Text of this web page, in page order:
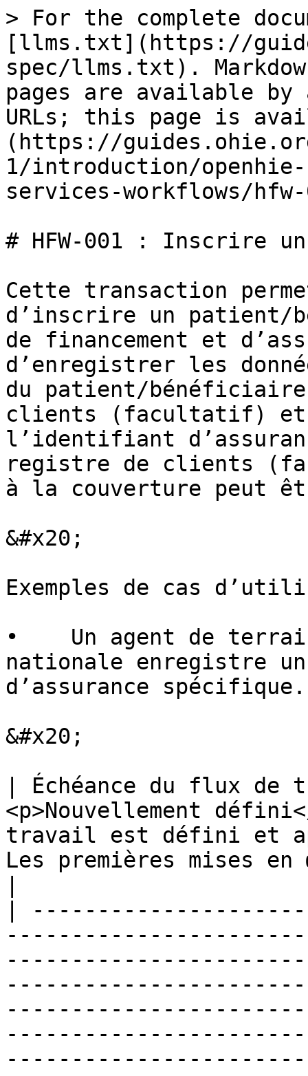
> For the complete documentation index, see [llms.txt](https://guides.ohie.org/arch-spec/llms.txt). Markdown versions of documentation pages are available by appending `.md` to page URLs; this page is available as [Markdown](https://guides.ohie.org/arch-spec/5.0-fr-1/introduction/openhie-finance-and-insurance-services-workflows/hfw-001-enroll-beneficiary.md).

# HFW-001 : Inscrire un bénéficiaire

Cette transaction permet à un système PoS d’inscrire un patient/bénéficiaire dans un système de financement et d’assurance de la santé, d’enregistrer les données démographiques au niveau du patient/bénéficiaire dans un registre de clients (facultatif) et d’enregistrer l’identifiant d’assurance du bénéficiaire dans un registre de clients (facultatif). L’admissibilité à la couverture peut être vérifiée au préalable.

&#x20;

Exemples de cas d’utilisation

•    Un agent de terrain de la caisse d’assurance nationale enregistre un foyer dans un régime d’assurance spécifique.

&#x20;

| Échéance du flux de travail         | <p>Nouvellement défini</p><p>·       Le flux de travail est défini et approuvé par ARB</p><p>·       Les premières mises en œuvre sont en cours</p>                                                                                                                                                                                                                                                                                                                                                                                                                                                                                                                                                                                                                                                                                                                                                                                                                                                                                                      |
| ----------------------------------- | -------------------------------------------------------------------------------------------------------------------------------------------------------------------------------------------------------------------------------------------------------------------------------------------------------------------------------------------------------------------------------------------------------------------------------------------------------------------------------------------------------------------------------------------------------------------------------------------------------------------------------------------------------------------------------------------------------------------------------------------------------------------------------------------------------------------------------------------------------------------------------------------------------------------------------------------------------------------------------------------------------------------------------------------------------- |
| Normes référencées                  | <p>Module financier de HL7 FHIR :</p><p><a href="http://hl7.org/fhir/financial-module.html"><http://hl7.org/fhir/financial-module.html></a></p>                                                                                                                                                                                                                                                                                                                                                                                                                                                                                                                                                                                                                                                                                                                                                                                                                                                                                                          |
| Hypothèses et conditions préalables | <p>·       Le processus d’enregistrement utilise les processus existants de gestion de l’identité du patient pour l’enregistrement et les requêtes</p><p>·       L’identifiant unique de l’assuré est géré par le FIS</p><p>·       IOL vérifie implicitement la syntaxe de tous les messages</p><p>·       Le système PoS a une liste organisée des FIS qui interagissent avec ce système</p>                                                                                                                                                                                                                                                                                                                                                                                                                                                                                                                                                                                                                                                           |
| Acteurs                             | <p>·       <a href="https://guides.ohie.org/arch-spec/openhie-component-specifications-1/point-of-care-systems">PoS</a> : le système